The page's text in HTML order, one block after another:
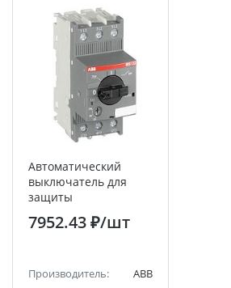
Автоматический
выключатель для
защиты
электродвигателя MS-
132-1.6 100kA ABB
7952.43 ₽/шт
Производитель:
ABB